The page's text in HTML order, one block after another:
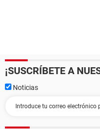
¡SUSCRÍBETE A
Noticias